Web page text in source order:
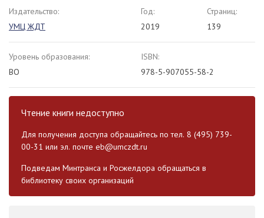
Издательство:
УМЦ ЖДТ
Год:
2019
Страниц:
139
Уровень образования:
ВО
ISBN:
978-5-907055-58-2
Чтение книги недоступно
Для получения доступа обращайтесь по тел. 8 (495) 739-
00-31 или эл. почте eb@umczdt.ru
Подведам Минтранса и Росжелдора обращаться в
библиотеку своих организаций